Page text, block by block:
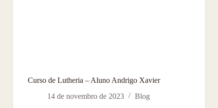
Curso de Lutheria – Aluno Andrigo Xavier
14 de novembro de 2023
Blog